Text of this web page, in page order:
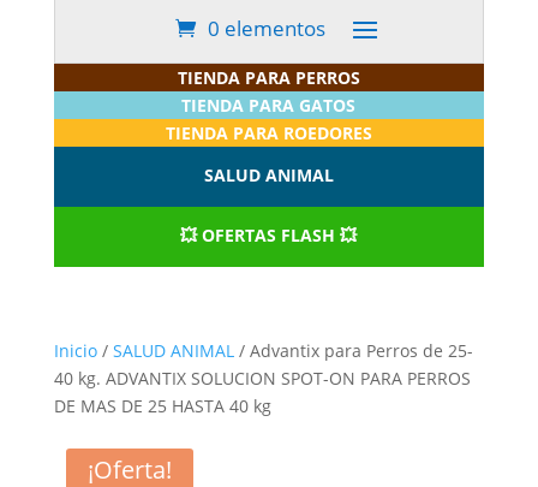
0 elementos
TIENDA PARA PERROS
TIENDA PARA GATOS
TIENDA PARA ROEDORES
SALUD ANIMAL
💥 OFERTAS FLASH 💥
Inicio/ SALUD ANIMAL/ Advantix para Perros de 25-
40 kg. ADVANTIX SOLUCION SPOT-ON PARA PERROS
DE MAS DE 25 HASTA 40 kg
¡Oferta!